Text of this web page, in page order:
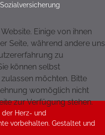
Herz- und
vorbehalten. Gestaltet und
Einige von ihnen
Seite, während andere uns
zu
können selbst
möchten. Bitte
womöglich nicht
zur Verfügung stehen.